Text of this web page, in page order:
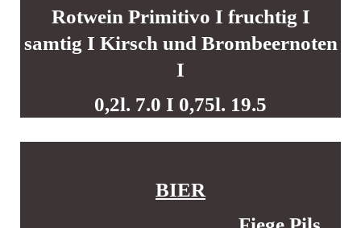
Rotwein Primitivo I fruchtig I
samtig I Kirsch und Brombeernoten
I
0,2l. 7.0 I 0,75l. 19.5
BIER